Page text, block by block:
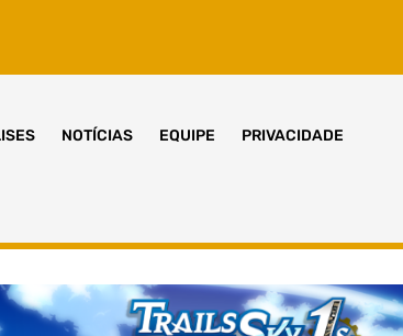
NOTÍCIAS EQUIPE PRIVACIDADE